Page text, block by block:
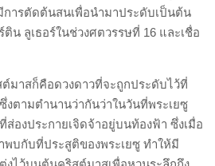
การตัดต้นสนเพื่อนำมาประดับเป็นต้น
น ลูเธอร์ในช่วงศตวรรษที่ 16 และเชื่อ
มาสก็คือดวงดาวที่จะถูกประดับไว้ที่
ตามตำนานว่ากันว่าในวันที่พระเยซู
องประกายเจิดจ้าอยู่บนท้องฟ้า ซึ่งเมื่อ
บกับที่ประสูติของพระเยซู ทำให้มี